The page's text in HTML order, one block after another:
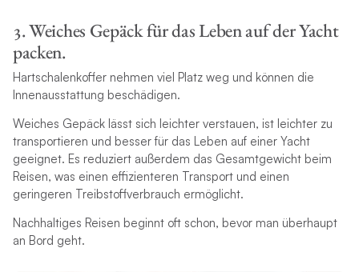
3. Weiches Gepäck für das Leben auf der Yacht
packen.
Hartschalenkoffer nehmen viel Platz weg und können die
Innenausstattung beschädigen.
Weiches Gepäck lässt sich leichter verstauen, ist leichter zu
transportieren und besser für das Leben auf einer Yacht
geeignet. Es reduziert außerdem das Gesamtgewicht beim
Reisen, was einen effizienteren Transport und einen
geringeren Treibstoffverbrauch ermöglicht.
Nachhaltiges Reisen beginnt oft schon, bevor man überhaupt
an Bord geht.